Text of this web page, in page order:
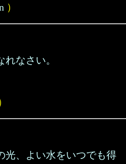
）
なさい。
光、よい水をいつでも得